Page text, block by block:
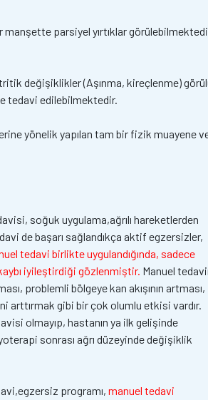
parsiyel yırtıklar
değişiklikler (Aşınma, kireçlenme)
tedavi edilebilmektedir.
yönelik yapılan tam bir fizik
soğuk uygulama,ağrılı hareketlerden
de başarı sağlandıkça aktif egzersizler,
tedavi birlikte uygulandığında, sadece
iyileştirdiği gözlenmiştir. Manuel
problemli bölgeye kan akışının artması,
arttırmak gibi bir çok olumlu etkisi vardır.
olmayıp, hastanın ya ilk gelişinde
sonrası ağrı düzeyinde değişiklik
programı, manuel tedavi